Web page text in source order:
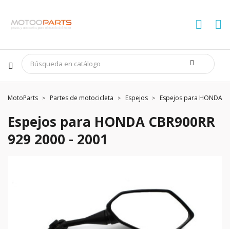
MotoParts Partes de motocicleta Espejos Espejos para HONDA
Espejos para HONDA CBR900RR
929 2000 - 2001